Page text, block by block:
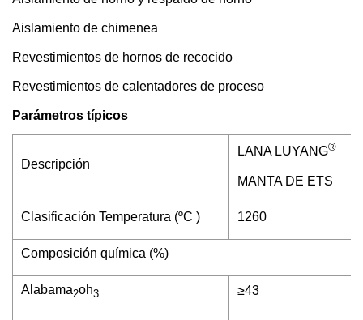
Aislamiento de chimenea
Revestimientos de hornos de recocido
Revestimientos de calentadores de proceso
Parámetros típicos
Descripción
LANA LUYANG®
MANTA DE ETS
Clasificación Temperatura (ºC ) 1260
Composición química (%)
Alabama2oh3 ≥43